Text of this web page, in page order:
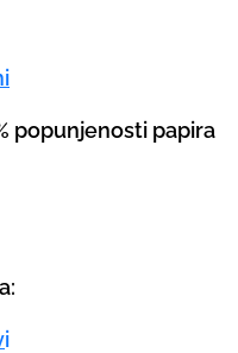
popunjenosti papira
i